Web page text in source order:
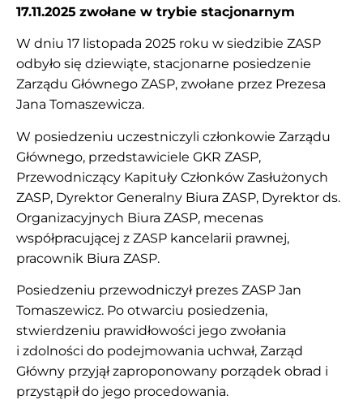
17.11.2025 zwołane w trybie stacjonarnym
W dniu 17 listopada 2025 roku w siedzibie ZASP
odbyło się dziewiąte, stacjonarne posiedzenie
Zarządu Głównego ZASP, zwołane przez Prezesa
Jana Tomaszewicza.
W posiedzeniu uczestniczyli członkowie Zarządu
Głównego, przedstawiciele GKR ZASP,
Przewodniczący Kapituły Członków Zasłużonych
ZASP, Dyrektor Generalny Biura ZASP, Dyrektor ds.
Organizacyjnych Biura ZASP, mecenas
współpracującej z ZASP kancelarii prawnej,
pracownik Biura ZASP.
Posiedzeniu przewodniczył prezes ZASP Jan
Tomaszewicz. Po otwarciu posiedzenia,
stwierdzeniu prawidłowości jego zwołania
i zdolności do podejmowania uchwał, Zarząd
Główny przyjął zaproponowany porządek obrad i
przystąpił do jego procedowania.